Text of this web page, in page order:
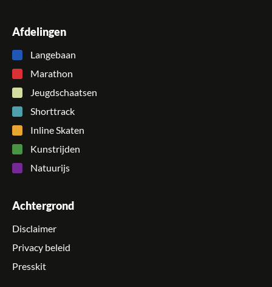
Afdelingen
Langebaan
Marathon
Jeugdschaatsen
Shorttrack
Inline Skaten
Kunstrijden
Natuurijs
Achtergrond
Disclaimer
Privacy beleid
Presskit